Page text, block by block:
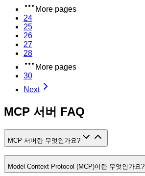
More pages
24
25
26
27
28
More pages
30
Next
MCP 서버 FAQ
MCP 서버란 무엇인가요?
Model Context Protocol (MCP)이란 무엇인가요?